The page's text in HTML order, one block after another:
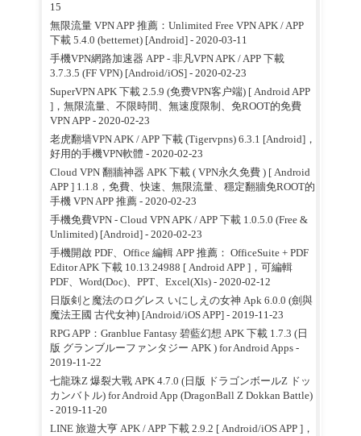
15
無限流量 VPN APP 推薦：Unlimited Free VPN APK / APP
下載 5.4.0 (betternet) [Android]- 2020-03-11
手機VPN網路加速器 APP - 非凡VPN APK / APP 下載
3.7.3.5 (FF VPN) [Android/iOS]- 2020-02-23
SuperVPN APK 下載 2.5.9 (免费VPN客户端) [ Android APP
]，無限流量、不限時間、無速度限制、免ROOT的免費
VPN APP- 2020-02-23
老虎翻墙VPN APK / APP 下載 (Tigervpns) 6.3.1 [Android]，
好用的手機VPN軟體 - 2020-02-23
Cloud VPN 翻牆神器 APK 下載 ( VPN永久免費 ) [ Android
APP ] 1.1.8，免費、快速、無限流量、穩定翻牆免ROOT的
手機 VPN APP 推薦- 2020-02-23
手機免費VPN - Cloud VPN APK / APP 下載 1.0.5.0 (Free &
Unlimited) [Android]- 2020-02-23
手機開啟 PDF、Office 編輯 APP 推薦： OfficeSuite + PDF
Editor APK 下載 10.13.24988 [ Android APP ]，可編輯
PDF、Word(Doc)、PPT、Excel(Xls)- 2020-02-12
日版剣と魔法のログレス いにしえの女神 Apk 6.0.0 (劍與
魔法王國 古代女神) [Android/iOS APP]- 2019-11-23
RPG APP：Granblue Fantasy 碧藍幻想 APK 下載 1.7.3 (日
版 グランブルーファンタジー APK ) for Android Apps -
2019-11-22
七龍珠Z 爆裂大戰 APK 4.7.0 (日版 ドラゴンボールZ ドッ
カンバトル) for Android App (DragonBall Z Dokkan Battle)
- 2019-11-20
LINE 旅遊大亨 APK / APP 下載 2.9.2 [ Android/iOS APP ]，